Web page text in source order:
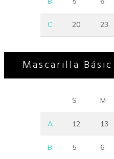
C 20 23
Mascarilla
S M
A 12 13
B 5 6